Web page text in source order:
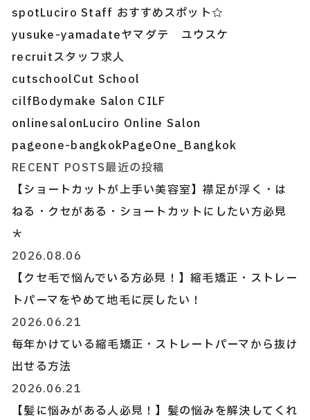
spotLuciro Staff おすすめスポット☆
yusuke-yamadateヤマダテ ユウスケ
recruitスタッフ求人
cutschoolCut School
cilfBodymake Salon CILF
onlinesalonLuciro Online Salon
pageone-bangkokPageOne_Bangkok
RECENT POSTS最近の投稿
【ショートカットが上手い美容室】襟足が浮く・は
ねる・クセがある・ショートカットにしたい方必見
＊
2026.08.06
【クセ毛で悩んでいる方必見！】縮毛矯正・ストレー
トパーマをやめて地毛に戻したい！
2026.06.21
毎年かけている縮毛矯正・ストレートパーマから抜け
出せる方法
2026.06.21
【髪に悩みがある人必見！】髪の悩みを解決してくれ